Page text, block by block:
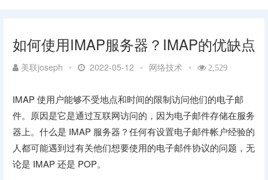
如何使用IMAP服务器？IMAP的优缺点
美联joseph • 2022-05-12 • 网络技术 • 2,529
IMAP 使用户能够不受地点和时间的限制访问他们的电子邮
件。原因是它是通过互联网访问的，因为电子邮件存储在服务
器上。什么是 IMAP 服务器？任何有设置电子邮件帐户经验的
人都可能遇到过有关他们想要使用的电子邮件协议的问题，无
论是 IMAP 还是 POP。